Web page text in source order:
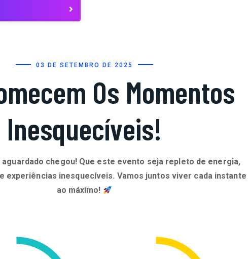
03 DE SETEMBRO DE 2025
Os Momentos
Inesquecíveis!
aguardado chegou! Que este evento seja repleto de energia,
experiências inesquecíveis. Vamos juntos viver cada instante
ao máximo!